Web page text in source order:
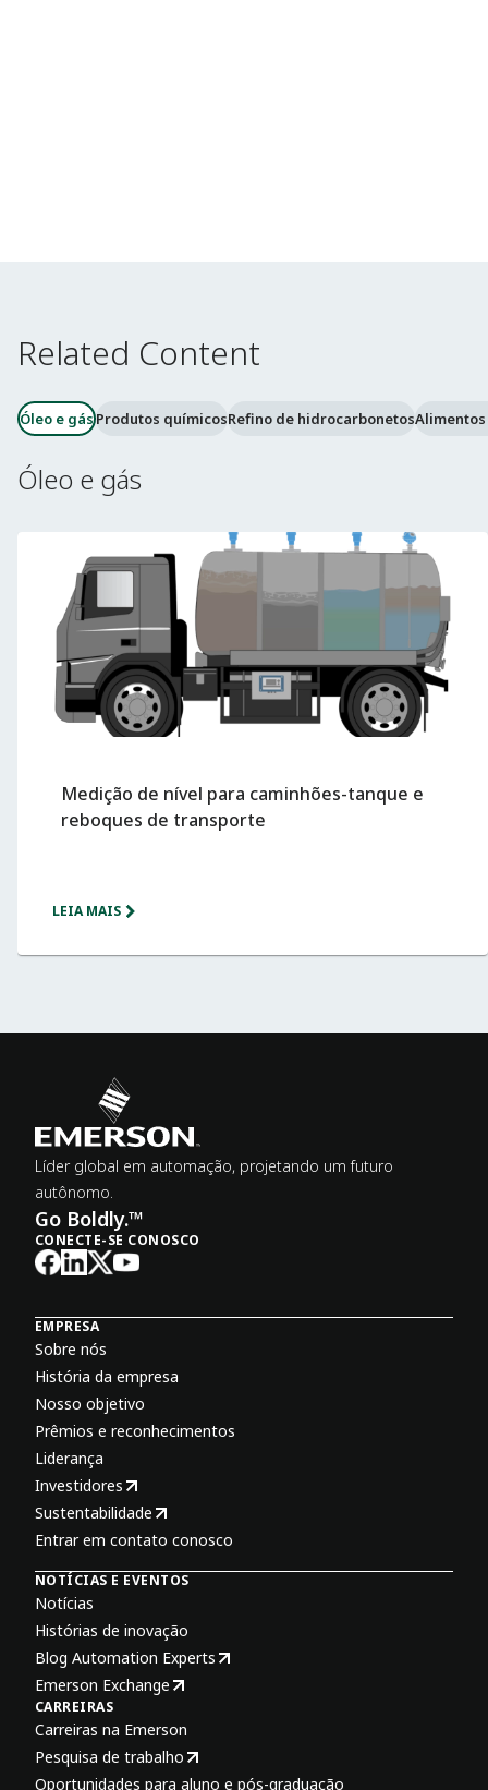
Related Content
Óleo e gásProdutos químicosRefino de hidrocarbonetos
Óleo e gás
Medição de nível para caminhões-tanque e
reboques de transporte
LEIA MAIS
Líder global em automação, projetando um futuro
autônomo.
Go Boldly.™
CONECTE-SE CONOSCO
EMPRESA
Sobre nós
História da empresa
Nosso objetivo
Prêmios e reconhecimentos
Liderança
Investidores
Sustentabilidade
Entrar em contato conosco
NOTÍCIAS E EVENTOS
Notícias
Histórias de inovação
Blog Automation Experts
Emerson Exchange
CARREIRAS
Carreiras na Emerson
Pesquisa de trabalho
Oportunidades para aluno e pós-graduação